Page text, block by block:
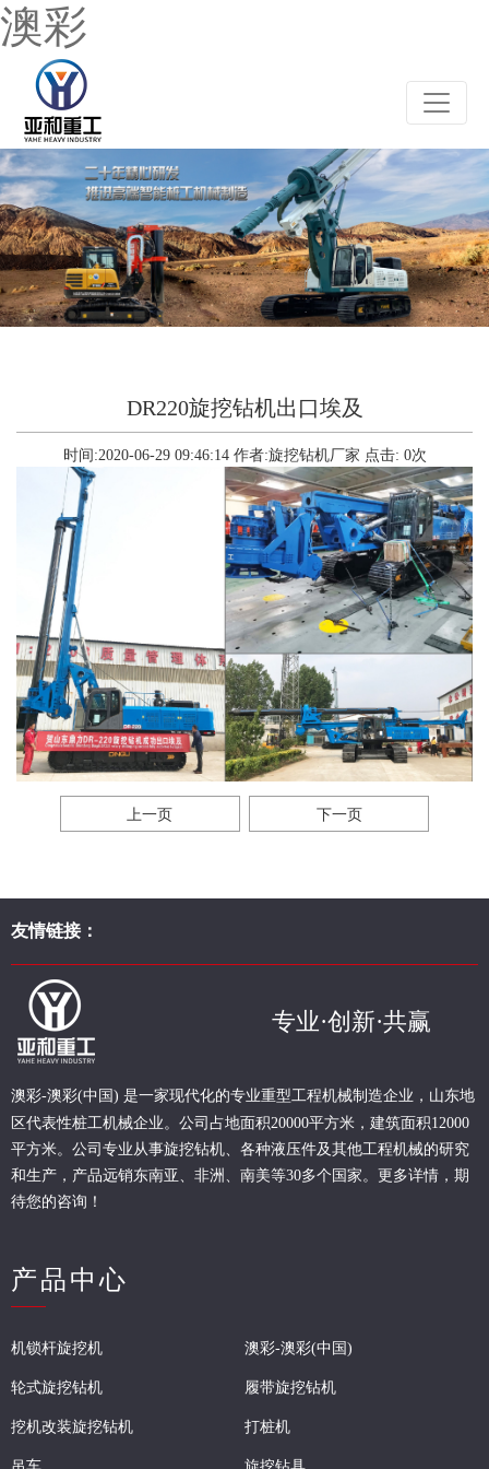
澳彩
DR220旋挖钻机出口埃及
时间:2020-06-29 09:46:14 作者:旋挖钻机厂家 点击: 0次
上一页 下一页
友情链接：
专业·创新·共赢
澳彩-澳彩(中国) 是一家现代化的专业重型工程机械制造企业，山东地
区代表性桩工机械企业。 公司占地面积20000平方米，建筑面积12000
平方米。公司专业从事旋挖钻机、各种液压件及其他工程机械的研究
和生产，产品远销东南亚、非洲、南美等30多个国家。更多详情，期
待您的咨询！
产品中心
机锁杆旋挖机 澳彩-澳彩(中国)
轮式旋挖钻机 履带旋挖钻机
挖机改装旋挖钻机 打桩机